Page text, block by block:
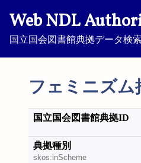
Web NDL
国立国会図書館典拠データ検
フェミニズム
国立国会図書館典拠ID
典拠種別
skos:inScheme